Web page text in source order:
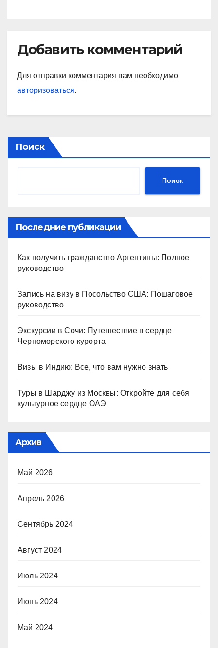
Добавить комментарий
Для отправки комментария вам необходимо
авторизоваться.
Поиск
Поиск
Последние публикации
Как получить гражданство Аргентины: Полное
руководство
Запись на визу в Посольство США: Пошаговое
руководство
Экскурсии в Сочи: Путешествие в сердце
Черноморского курорта
Визы в Индию: Все, что вам нужно знать
Туры в Шарджу из Москвы: Откройте для себя
культурное сердце ОАЭ
Архив
Май 2026
Апрель 2026
Сентябрь 2024
Август 2024
Июль 2024
Июнь 2024
Май 2024